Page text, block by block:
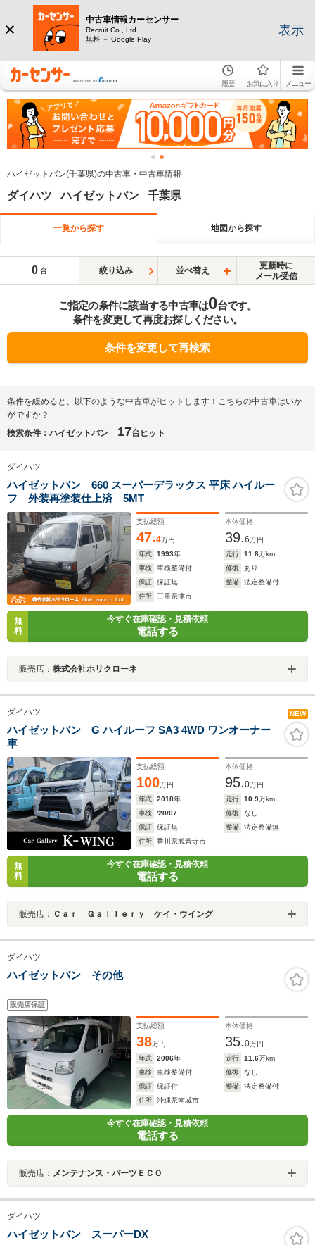
中古車情報カーセンサー
Recruit Co., Ltd.
無料 － Google Play
表示
履歴 お気に入り メニュー
ハイゼットバン(千葉県)の中古車・中古車情報
ダイハツ ハイゼットバン 千葉県
一覧から探す 地図から探す
0 台 絞り込み 並べ替え
更新時に
メール受信
ご指定の条件に該当する中古車は0台です。
条件を変更して再度お探しください。
条件を変更して再検索
条件を緩めると、以下のような中古車がヒットします！こちらの中古車はいか
がですか？
検索条件：ハイゼットバン
17台ヒット
ダイハツ
ハイゼットバン 660 スーパーデラックス 平床 ハイルー
フ 外装再塗装仕上済 5MT
支払総額
47.4万円
本体価格
39.6万円
年式
1993年 走行 11.8万km
車検
車検整備付 修復
あり
保証
保証無 整備
法定整備付
住所
三重県津市
無
料
今すぐ在庫確認・見積依頼
電話する
販売店： 株式会社ホリクローネ
ダイハツ NEW
ハイゼットバン G ハイルーフ SA3 4WD ワンオーナー
車
支払総額
100万円
本体価格
95.0万円
年式
2018年 走行 10.9万km
車検
'28/07 修復
なし
保証
保証無 整備
法定整備無
住所
香川県観音寺市
無
料
今すぐ在庫確認・見積依頼
電話する
販売店： Ｃａｒ Ｇａｌｌｅｒｙ ケイ・ウイング
ダイハツ
ハイゼットバン その他
販売店保証
支払総額
38万円
本体価格
35.0万円
年式
2006年 走行 11.6万km
車検
車検整備付 修復
なし
保証
保証付 整備
法定整備付
住所
沖縄県南城市
今すぐ在庫確認・見積依頼
電話する
販売店： メンテナンス・パーツＥＣＯ
ダイハツ
ハイゼットバン スーパーDX